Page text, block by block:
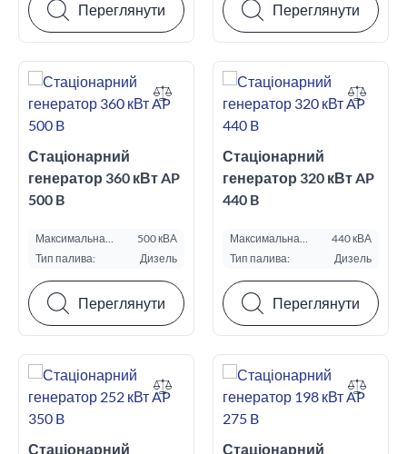
Переглянути Переглянути
Стаціонарний
генератор 360 кВт AP
500 B
Максимальна
потужність ESP, кВА:
500 кВА
Тип палива:
Дизель
Переглянути
Стаціонарний
генератор 320 кВт AP
440 B
Максимальна
потужність ESP, кВА:
440 кВА
Тип палива:
Дизель
Переглянути
Стаціонарний Стаціонарний